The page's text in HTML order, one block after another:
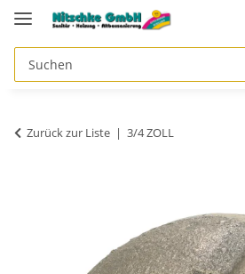
Zurück zur Liste 3/4 ZOLL